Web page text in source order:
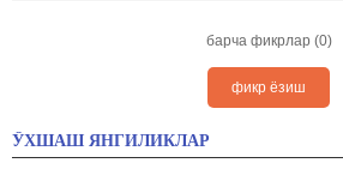
барча фикрлар (0)
фикр ёзиш
ЎХШАШ ЯНГИЛИКЛАР